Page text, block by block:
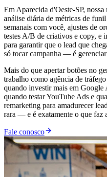
Em Aparecida d'Oeste-SP,
análise diária de métricas de
semanais com você, ajustes de
testes A/B de criativos e copy, e
para garantir que o lead que
só tocar campanha — é
Mais do que apertar botões no
trabalho como agência de
quando investir mais em Google
quando testar YouTube Ads e
remarketing para amadurecer
rara — e é exatamente o que faz
Fale conosco